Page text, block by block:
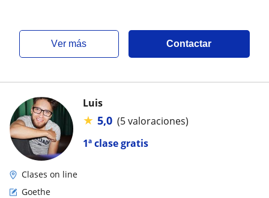
ver más Contactar
1ª clase gratis
Luis
★ 5,0 (5 valoraciones)
Clases on line
Goethe